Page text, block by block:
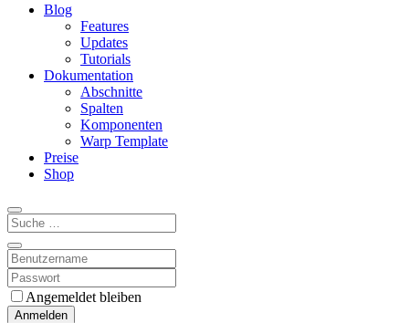
Blog
Features
Updates
Tutorials
Dokumentation
Abschnitte
Spalten
Komponenten
Warp Template
Preise
Shop
Angemeldet bleiben
Anmelden